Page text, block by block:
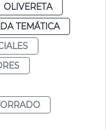
OLIVERETA
TEMÁTICA